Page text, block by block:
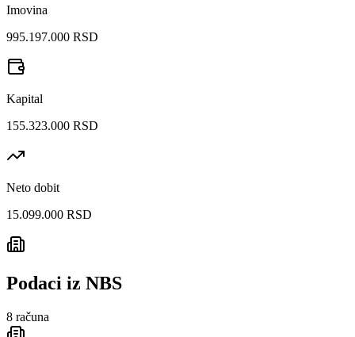
Imovina
995.197.000 RSD
Kapital
155.323.000 RSD
Neto dobit
15.099.000 RSD
Podaci iz NBS
8 računa